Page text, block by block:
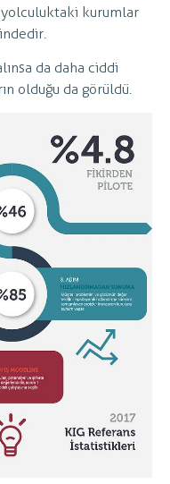
yolculuktaki kurumlar
da daha ciddi
olduğu da görüldü.